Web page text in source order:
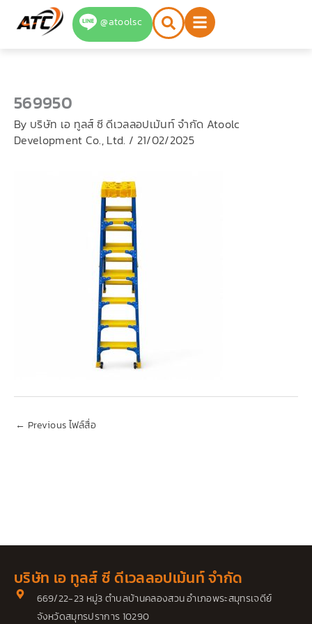
@atoolsc
569950
By บริษัท เอ ทูลส์ ซี ดีเวลลอปเม้นท์ จำกัด Atoolc
Development Co., Ltd. / 21/02/2025
← Previous ไฟล์สื่อ
บริษัท เอ ทูลส์ ซี ดีเวลลอปเม้นท์ จำกัด
669/22-23 หมู่3 ตำบลบ้านคลองสวน อำเภอพระสมุทรเจดีย์
จังหวัดสมุทรปราการ 10290